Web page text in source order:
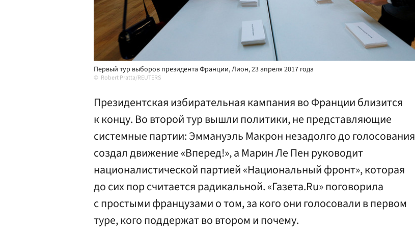
Первый тур выборов президента Франции, Лион, 23 апреля 2017 года
Robert Pratta/REUTERS
Президентская избирательная кампания во Франции близится
к концу. Во второй тур вышли политики, не представляющие
системные партии: Эммануэль Макрон незадолго до голосования
создал движение «Вперед!», а Марин Ле Пен руководит
националистической партией «Национальный фронт», которая
до сих пор считается радикальной. «Газета.Ru» поговорила
с простыми французами о том, за кого они голосовали в первом
туре, кого поддержат во втором и почему.